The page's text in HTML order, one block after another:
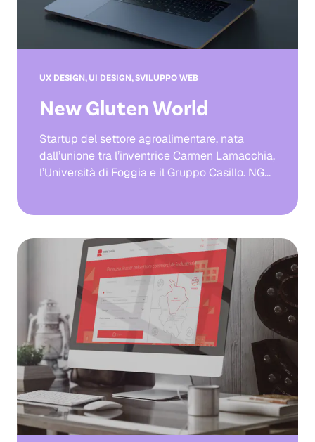
UX DESIGN, UI DESIGN, SVILUPPO WEB
New Gluten World
Startup del settore agroalimentare, nata
dall’unione tra l’inventrice Carmen Lamacchia,
l’Università di Foggia e il Gruppo Casillo. NGW
Friendly™.